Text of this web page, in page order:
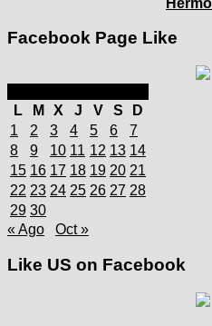
Facebook Page Like
L
M X J V S
D
1
2 3 4 5 6
7
8
9 10 11 12 13 14
15 16 17 18 19 20 21
22 23 24 25 26 27 28
29 30
« Ago
Oct »
Like US on Facebook